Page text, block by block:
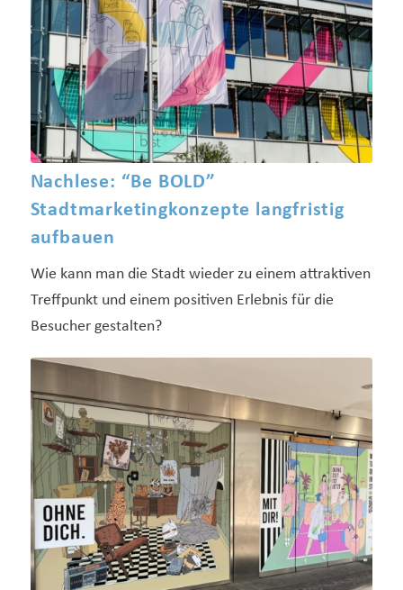
Nachlese: “Be BOLD”
Stadtmarketingkonzepte langfristig
aufbauen
Wie kann man die Stadt wieder zu einem attraktiven
Treffpunkt und einem positiven Erlebnis für die
Besucher gestalten?